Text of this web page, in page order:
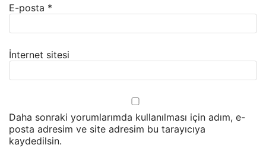
E-posta *
İnternet sitesi
Daha sonraki yorumlarımda kullanılması için adım, e-
posta adresim ve site adresim bu tarayıcıya
kaydedilsin.